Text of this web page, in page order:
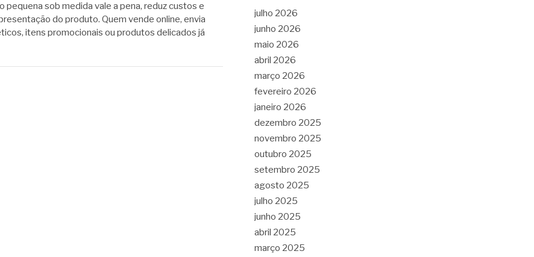
pequena sob medida vale a pena, reduz custos e
do produto. Quem vende online, envia
itens promocionais ou produtos delicados já
julho 2026
junho 2026
maio 2026
abril 2026
março 2026
fevereiro 2026
janeiro 2026
dezembro 2025
novembro 2025
outubro 2025
setembro 2025
agosto 2025
julho 2025
junho 2025
abril 2025
março 2025